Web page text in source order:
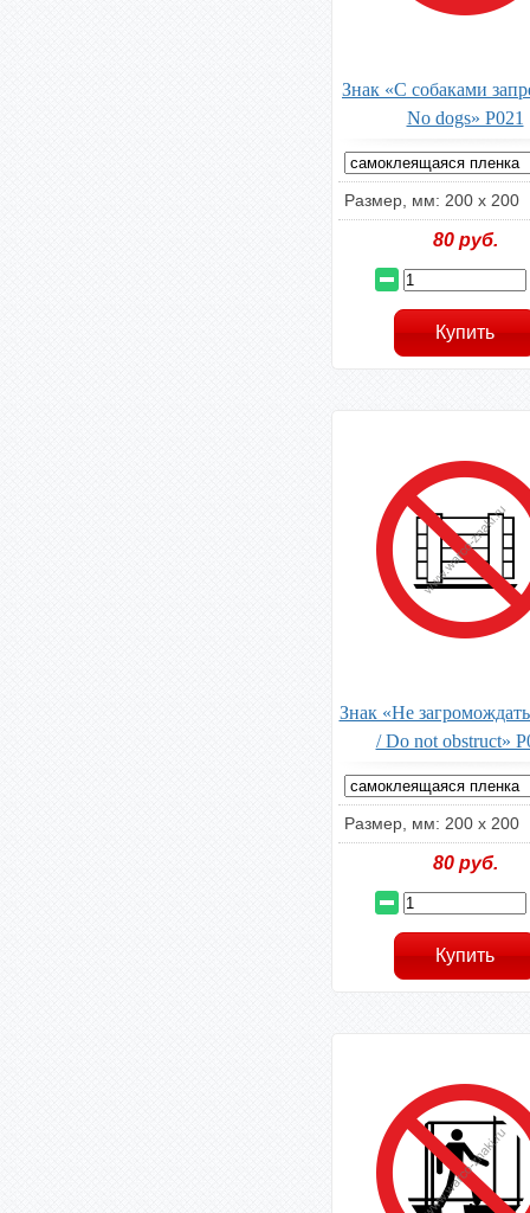
Знак «С собаками
No dogs» P021
Размер, мм: 200 х 200
80руб.
Знак «Не
/ Do not obstruct»
Размер, мм: 200 х 200
80руб.